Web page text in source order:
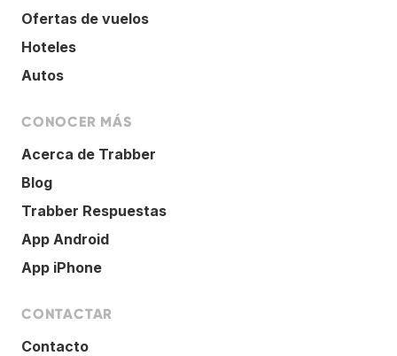
Ofertas de vuelos
Hoteles
Autos
CONOCER MÁS
Acerca de Trabber
Blog
Trabber Respuestas
App Android
App iPhone
CONTACTAR
Contacto